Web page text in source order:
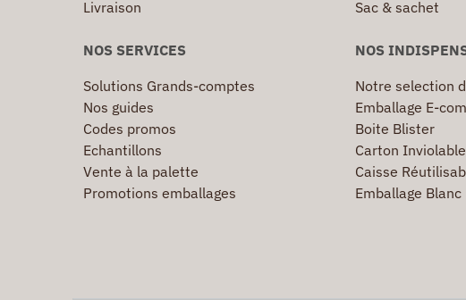
Livraison
Sac & sachet
NOS SERVICES
Solutions Grands-comptes
Nos guides
Codes promos
Echantillons
Vente à la palette
Promotions emballages
NOS
Notre selection
Emballage E-
Boite Blister
Carton Inviolable
Caisse
Emballage Blanc